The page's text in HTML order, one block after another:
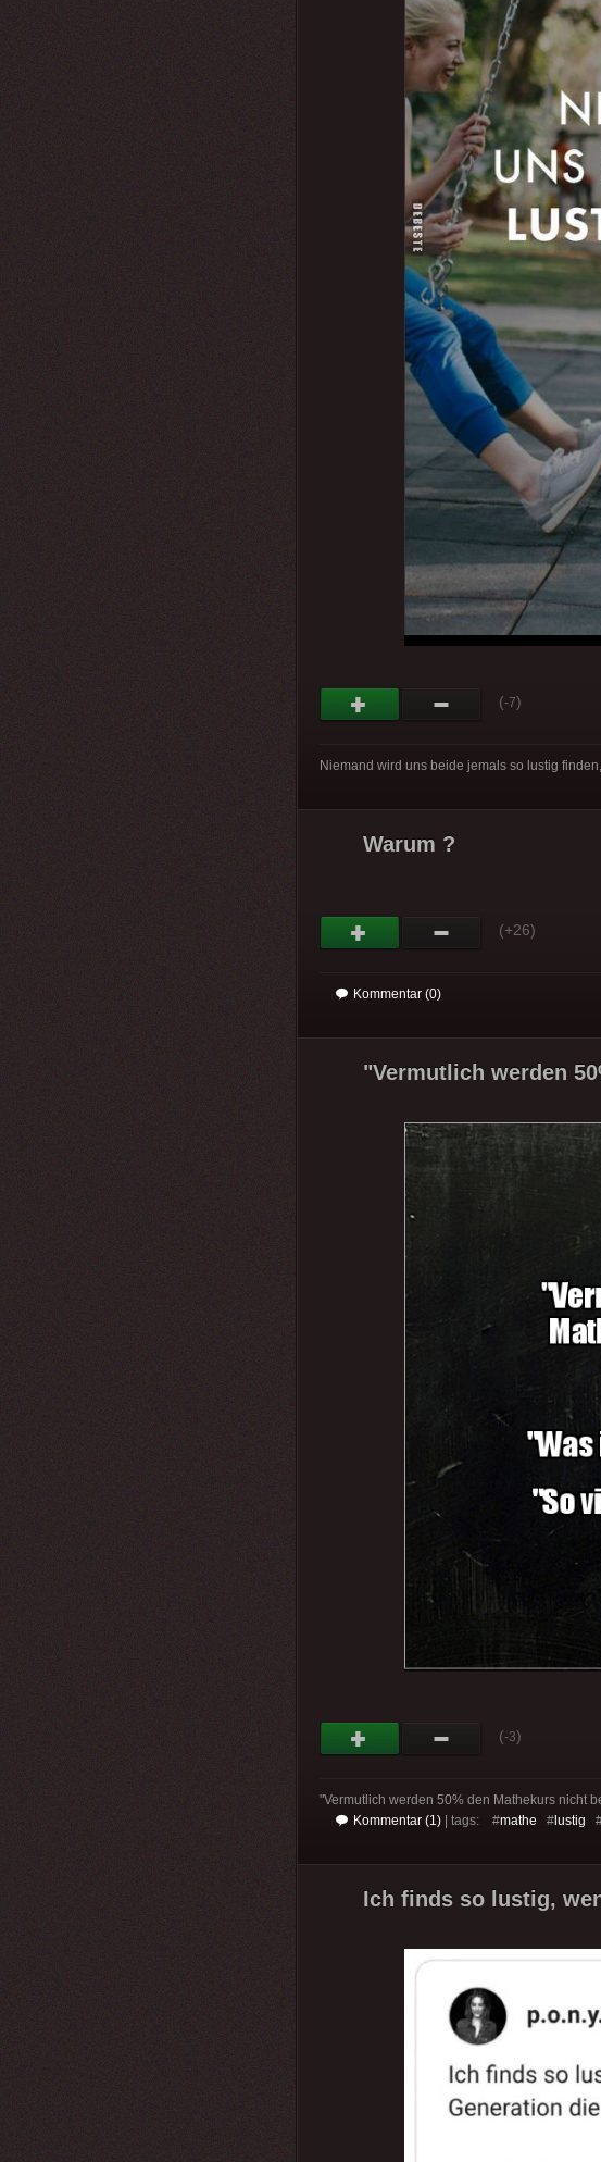
(-7)
Niemand wird uns beide jemals so lustig
Warum ?
(+26)
Kommentar (0)
"Vermutlich werden
(-3)
"Vermutlich werden 50% den Mathekurs nicht
Kommentar (1) | tags: #mathe # lustig
Ich finds so lustig,